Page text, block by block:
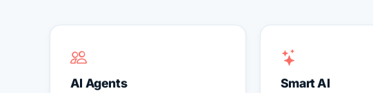
AI Agents Smart AI